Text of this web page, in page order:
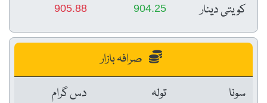
کویتی دینار 904.25
905.88
صرافہ بازار
سونا
تولہ
دس گرام